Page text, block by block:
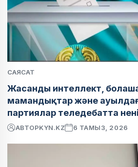
САЯСАТ
Жасанды интеллект,
мамандықтар және
партиялар теледебатта
АВТОРKYN.KZ 6 ТАМЫЗ, 2026